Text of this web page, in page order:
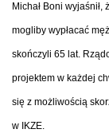
Michał Boni
mogliby wypłacać
skończyli 65 lat.
projektem w każdej
się z możliwością
w IKZE.